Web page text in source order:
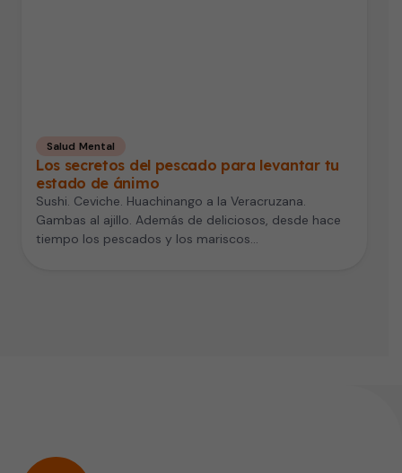
Salud Mental
Los secretos del pescado para levantar tu
estado de ánimo
Sushi. Ceviche. Huachinango a la Veracruzana.
Gambas al ajillo. Además de deliciosos, desde hace
tiempo los pescados y los mariscos…